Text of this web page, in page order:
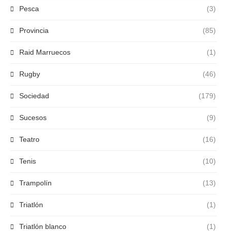
Pesca (3)
Provincia (85)
Raid Marruecos (1)
Rugby (46)
Sociedad (179)
Sucesos (9)
Teatro (16)
Tenis (10)
Trampolín (13)
Triatlón (1)
Triatlón blanco (1)